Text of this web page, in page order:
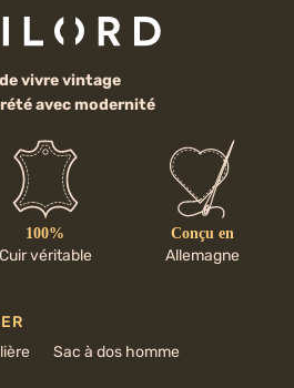
vivre vintage
avec modernité
100%
Cuir véritable
Conçu en
Allemagne
Sac à dos homme